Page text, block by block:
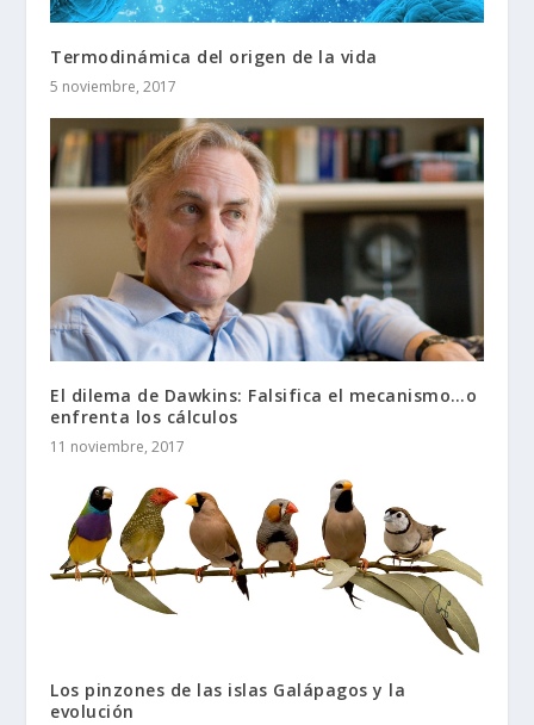
Termodinámica del origen de la vida
5 noviembre, 2017
El dilema de Dawkins: Falsifica el mecanismo…o
enfrenta los cálculos
11 noviembre, 2017
Los pinzones de las islas Galápagos y la
evolución